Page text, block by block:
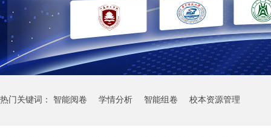
热门关键词： 智能阅卷 学情分析 智能组卷 校本资源管理